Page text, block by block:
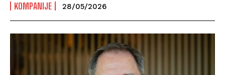
KOMPANIJE 28/05/2026